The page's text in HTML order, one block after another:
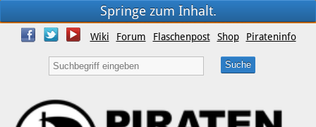
Springe zum Inhalt.
Wiki Forum Flaschenpost Shop Pirateninfo